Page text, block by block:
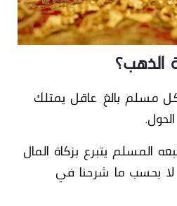
الذهب؟
مسلم بالغ عاقل يمتلك
المسلم يتبرع بزكاة المال
بحسب ما شرحنا في